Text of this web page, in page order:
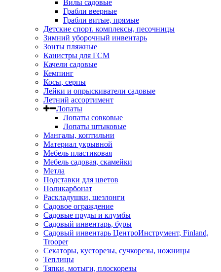
Вилы садовые
Грабли веерные
Грабли витые, прямые
Детские спорт. комплексы, песочницы
Зимний уборочный инвентарь
Зонты пляжные
Канистры для ГСМ
Качели садовые
Кемпинг
Косы, серпы
Лейки и опрыскиватели садовые
Летний ассортимент
Лопаты
Лопаты совковые
Лопаты штыковые
Мангалы, коптильни
Материал укрывной
Мебель пластиковая
Мебель садовая, скамейки
Метла
Подставки для цветов
Поликарбонат
Раскладушки, шезлонги
Садовое ограждение
Садовые пруды и клумбы
Садовый инвентарь, буры
Садовый инвентарь ЦентроИнструмент, Finland,
Trooper
Секаторы, кусторезы, сучкорезы, ножницы
Теплицы
Тяпки, мотыги, плоскорезы